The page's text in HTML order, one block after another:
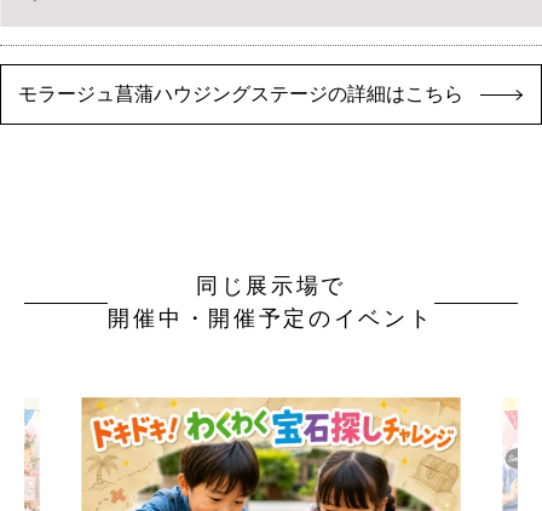
モラージュ菖蒲ハウジングステージの詳細はこちら
同じ展示場で
開催中・開催予定のイベント